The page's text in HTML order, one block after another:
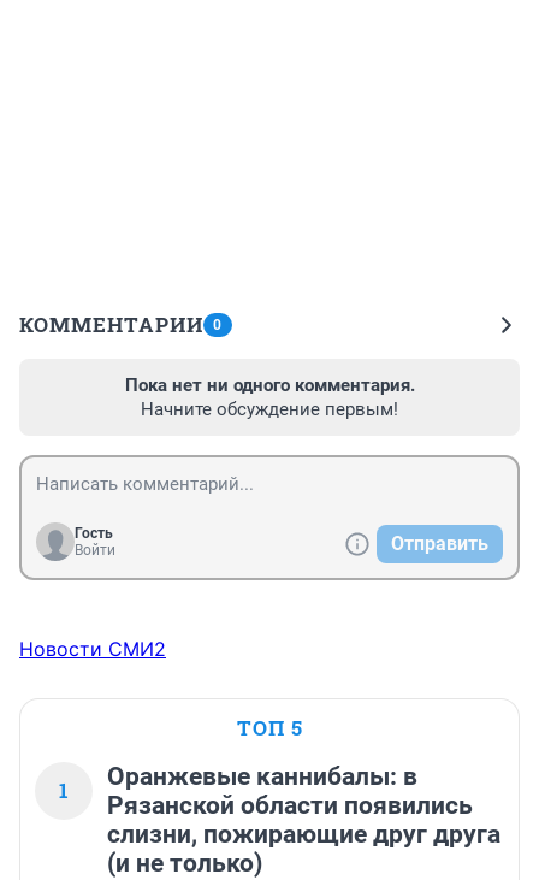
КОММЕНТАРИИ 0
Пока нет ни одного комментария.
Начните обсуждение первым!
Гость
Войти
Отправить
Новости СМИ2
ТОП 5
1
Оранжевые каннибалы: в
Рязанской области появились
слизни, пожирающие друг друга
(и не только)